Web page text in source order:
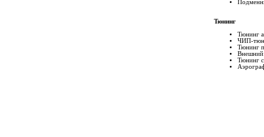
Тюнинг
Тюнинг
ЧИП-
Тюнинг
Тюнинг